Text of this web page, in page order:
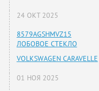
24 ОКТ 2025
8579AGSHMVZ15
ЛОБОВОЕ СТЕКЛО
VOLKSWAGEN CARAVELLE
01 НОЯ 2025